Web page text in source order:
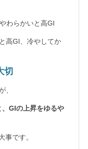
わらかいと高GI
高GI、冷やしてか
切
、
GIの上昇をゆるや
事です。